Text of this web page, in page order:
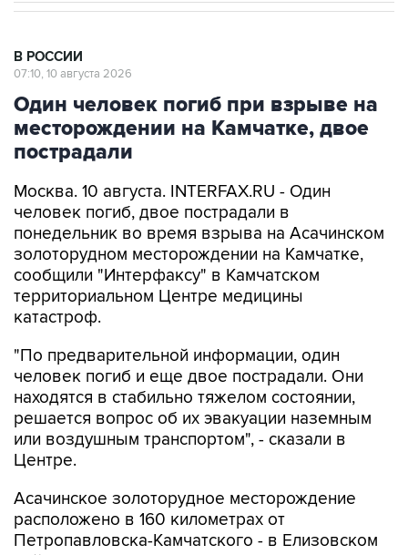
Один человек погиб при взрыве на
месторождении на Камчатке, двое
пострадали
Москва. 10 августа. INTERFAX.RU - Один
понедельник во время взрыва на Асачинском
золоторудном месторождении на Камчатке,
сообщили "Интерфаксу" в Камчатском
территориальном Центре медицины
катастроф.
"По предварительной информации, один
находятся в стабильно тяжелом состоянии,
решается вопрос об их эвакуации наземным
или воздушным транспортом", - сказали в
Центре.
Асачинское золоторудное месторождение
Петропавловска-Камчатского - в Елизовском
районе. Этот рудник является одним из
основных золотых месторождений в Южно-